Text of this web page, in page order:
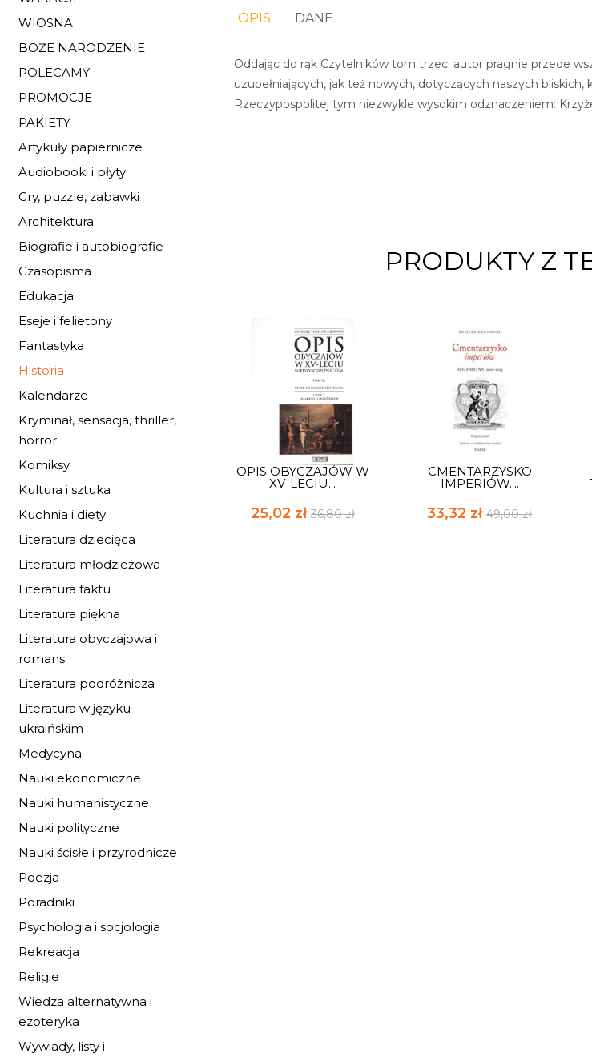
WIOSNA
BOŻE NARODZENIE
POLECAMY
PROMOCJE
PAKIETY
Artykuły papiernicze
Audiobooki i płyty
Gry, puzzle, zabawki
Architektura
Biografie i autobiografie
Czasopisma
Edukacja
Eseje i felietony
Fantastyka
Historia
Kalendarze
Kryminał, sensacja, thriller,
horror
Komiksy
Kultura i sztuka
Kuchnia i diety
Literatura dziecięca
Literatura młodzieżowa
Literatura faktu
Literatura piękna
Literatura obyczajowa i
romans
Literatura podróżnicza
Literatura w języku
ukraińskim
Medycyna
Nauki ekonomiczne
Nauki humanistyczne
Nauki polityczne
Nauki ścisłe i przyrodnicze
Poezja
Poradniki
Psychologia i socjologia
Rekreacja
Religie
Wiedza alternatywna i
ezoteryka
Wywiady, listy i
OPIS DANE
Oddając do rąk Czytelników tom trzeci autor pragnie przede
uzupełniających, jak też nowych, dotyczących naszych
Rzeczypospolitej tym niezwykle wysokim odznaczeniem:
PRODUKTY Z
OPIS OBYCZAJÓW W
XV-LECIU...
25,02 zł 36,80 zł
CMENTARZYSKO
IMPERIÓW....
33,32 zł49,00 zł